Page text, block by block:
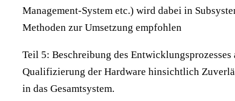
Management-System etc.) wird dabei in
Methoden zur Umsetzung empfohlen
Teil 5: Beschreibung des
Qualifizierung der Hardware hinsichtlich
in das Gesamtsystem.